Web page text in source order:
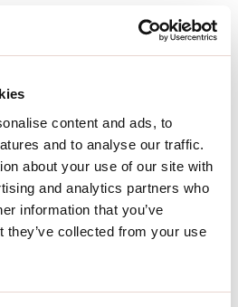
content and ads, to
and to analyse our traffic.
about your use of our site with
and analytics partners who
information that you’ve
they’ve collected from your use
220-240V 50/60Hz